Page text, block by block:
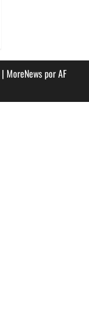
| MoreNewspor AF